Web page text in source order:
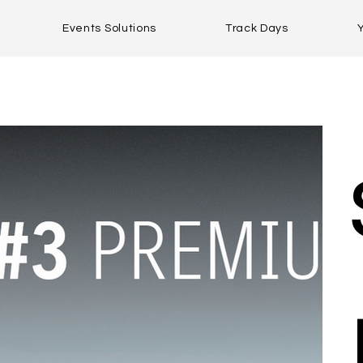
Events Solutions Track Days